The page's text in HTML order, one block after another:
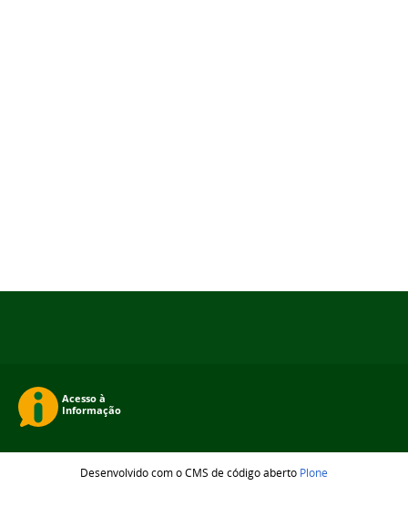
Desenvolvido com o CMS de código aberto Plone